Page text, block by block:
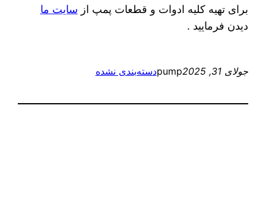
برای تهیه کلیه ادوات و قطعات پمپ از سایت ما
دیدن فرمایید .
جولای 31, 2025 pumpدسته‌بندی نشده